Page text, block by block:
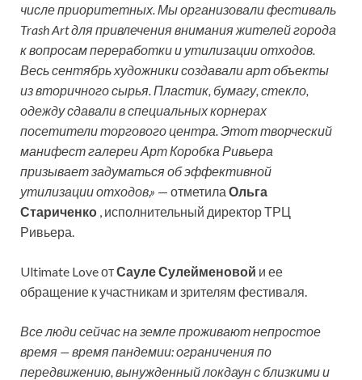
числе приоритетных. Мы организовали фестиваль
Trash Art для привлечения внимания жителей города
к вопросам переработки и утилизации отходов.
Весь сентябрь художники создавали арт объекты
из вторичного сырья. Пластик, бумагу, стекло,
одежду сдавали в специальных корнерах
посетители торгового центра. Этот творческий
манифест галереи Арт Коробка Ривьера
призывает задуматься об эффективной
утилизации отходов,» — отметила Ольга
Стариченко , исполнительный директор ТРЦ
Ривьера.
Ultimate Love отСауле Сулейменовой и ее
обращение к участникам и зрителям фестиваля.
Все люди сейчас на земле проживают непростое
время — время пандемии: ограничения по
передвижению, вынужденный локдаун с близкими и